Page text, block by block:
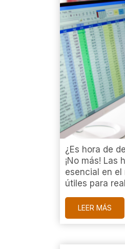
¿Es hora de
¡No más! Las
esencial en el
útiles para
LEER MÁS